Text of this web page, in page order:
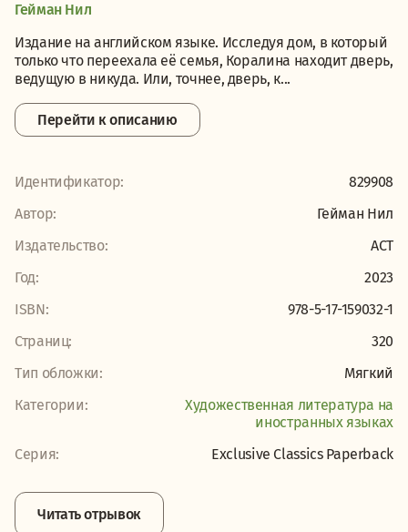
Гейман Нил
Издание на английском языке. Исследуя дом, в который
только что переехала её семья, Коралина находит дверь,
ведущую в никуда. Или, точнее, дверь, к...
Перейти к описанию
Идентификатор:
829908
Автор:
Гейман Нил
Издательство:
АСТ
Год:
2023
ISBN:
978-5-17-159032-1
Страниц:
320
Тип обложки:
Мягкий
Категории:
Художественная литература на
иностранных языках
Серия:
Exclusive Classics Paperback
Читать отрывок